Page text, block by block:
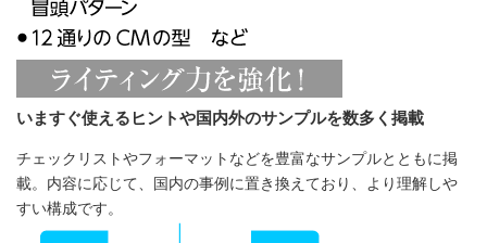
いますぐ使えるヒントや国内外のサンプルを数多く掲載
チェックリストやフォーマットなどを豊富なサンプルとともに掲
載。内容に応じて、国内の事例に置き換えており、より理解しや
すい構成です。